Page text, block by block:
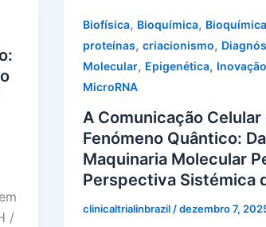
/
Biofísica, Bioquímica,
proteínas,criacionismo,
Molecular, Epigenética,
MicroRNA
A Comunicação
Fenómeno Quântico: Da
Maquinaria Molecular
Perspectiva Sistémica
clinicaltrialinbrazil /dezembro 7,